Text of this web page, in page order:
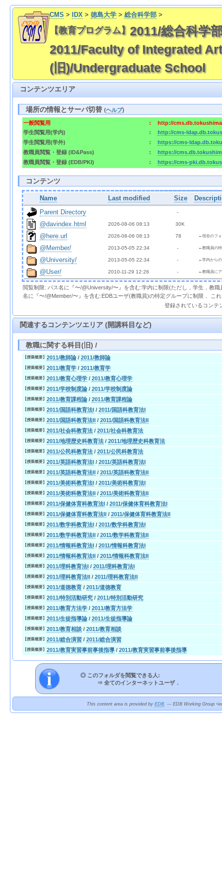
CMS > IDX> 徳島大学> 総合科学部>
【教育プログラム】 2011/総合科学
2011/Faculty of Integrated
(旧)/Undergraduate School
コンテンツエリア
場所の情報とサーバ切替(ヘルプ)
一般閲覧用 :
http://
学生閲覧用(学内)
:
http://cms-
学生閲覧用(学外)
:
https://cms-
教職員閲覧・登録 (ID&Pass)
:
https://
教職員閲覧・登録 (EDB/PKI)
: https://cms-
コンテンツ
Name Last modified Size
Parent Directory
  -
@davindex.html 2026-08-06 08:13 30K
@here.url 2026-08-06 08:13 78 ←現在のフ
@Member/ 2013-05-05 22:34
  -
←教職員の
@University/ 2013-05-05 22:34
  -
←学内から
@User/ 2010-11-29 12:26
  -
←教職員に
閲覧制限: パス名に『〜/@University/〜』を含む:学内に制限(ただし，学生，教
名に『〜/@Member/〜』を含む:EDBユーザ(教職員)の特定グループに制限． こ
登録されているコンテ
関連するコンテンツエリア (開講科目など)
教職に関する科目(旧) /
【授業概要】 2011/教師論 / 2011/教師論
【授業概要】 2011/教育学 / 2011/教育学
【授業概要】 2011/教育心理学 / 2011/教育心理学
【授業概要】 2011/学校制度論 / 2011/学校制度論
【授業概要】 2011/教育課程論 / 2011/教育課程論
【授業概要】 2011/国語科教育法I / 2011/国語科教育法I
【授業概要】 2011/国語科教育法II / 2011/国語科教育法II
【授業概要】 2011/社会科教育法 / 2011/社会科教育法
【授業概要】 2011/地理歴史科教育法 / 2011/地理歴史科教育法
【授業概要】 2011/公民科教育法 / 2011/公民科教育法
【授業概要】 2011/英語科教育法I / 2011/英語科教育法I
【授業概要】 2011/英語科教育法II / 2011/英語科教育法II
【授業概要】 2011/美術科教育法I / 2011/美術科教育法I
【授業概要】 2011/美術科教育法II / 2011/美術科教育法II
【授業概要】 2011/保健体育科教育法I / 2011/保健体育科教育法I
【授業概要】 2011/保健体育科教育法II / 2011/保健体育科教育法II
【授業概要】 2011/数学科教育法I / 2011/数学科教育法I
【授業概要】 2011/数学科教育法II / 2011/数学科教育法II
【授業概要】 2011/情報科教育法I / 2011/情報科教育法I
【授業概要】 2011/情報科教育法II / 2011/情報科教育法II
【授業概要】 2011/理科教育法I / 2011/理科教育法I
【授業概要】 2011/理科教育法II / 2011/理科教育法II
【授業概要】 2011/道徳教育 / 2011/道徳教育
【授業概要】 2011/特別活動研究 / 2011/特別活動研究
【授業概要】 2011/教育方法学 / 2011/教育方法学
【授業概要】 2011/生徒指導論 / 2011/生徒指導論
【授業概要】 2011/教育相談 / 2011/教育相談
【授業概要】 2011/総合演習 / 2011/総合演習
【授業概要】 2011/教育実習事前事後指導 / 2011/教育実習事前事後指導
◎ このフォルダを閲覧できる人:
⇒ 全てのインターネットユーザ．
This content area is provided by EDB. --- EDB Working Group